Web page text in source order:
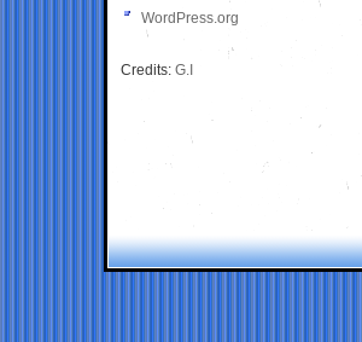
WordPress.org
Credits: G.I